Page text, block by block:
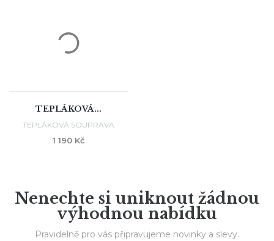
TEPLÁKOVÁ...
TEPLÁKOVÁ SOUPRAVA
1 190 Kč
Nenechte si uniknout žádnou
výhodnou nabídku
Pravidelně pro vás připravujeme novinky a slevy.